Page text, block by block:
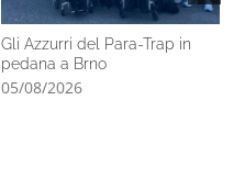
Gli Azzurri del Para-Trap in
pedana a Brno
05/08/2026